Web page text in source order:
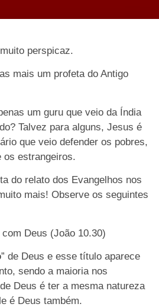
perspicaz.
mais um profeta do Antigo
um guru que veio da Índia
Talvez para alguns, Jesus é
que veio defender os pobres,
estrangeiros.
do relato dos Evangelhos nos
mais! Observe os seguintes
Deus (João 10.30)
” de Deus e esse título aparece
sendo a maioria nos
Deus é ter a mesma natureza
é Deus também.